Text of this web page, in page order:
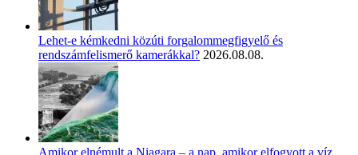
Lehet-e kémkedni közúti forgalommegfigyelő és
rendszámfelismerő kamerákkal? 2026.08.08.
Amikor elnémult a Niagara – a nap, amikor elfogyott a víz